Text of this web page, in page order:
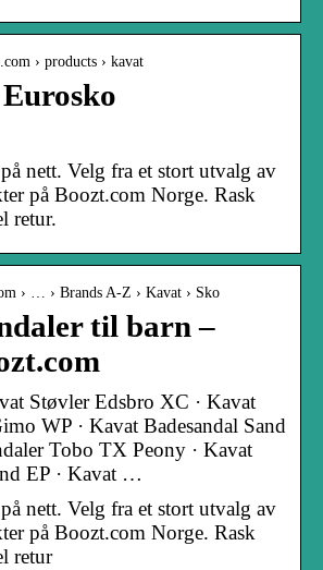
› products › kavat
nett. Velg fra et stort utvalg av
på Boozt.com Norge. Rask
retur.
› … › Brands A-Z › Kavat › Sko
til barn –
Støvler Edsbro XC · Kavat
WP · Kavat Badesandal Sand
Tobo TX Peony · Kavat
EP · Kavat …
nett. Velg fra et stort utvalg av
på Boozt.com Norge. Rask
retur